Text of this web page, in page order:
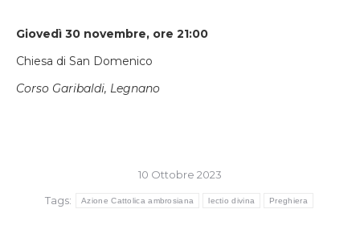
Giovedì 30 novembre, ore 21:00
Chiesa di San Domenico
Corso Garibaldi, Legnano
10 Ottobre 2023
Tags:
Azione Cattolica ambrosiana lectio divina Preghiera